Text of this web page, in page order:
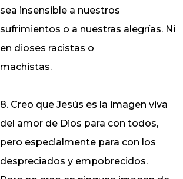
sea insensible a nuestros
sufrimientos o a nuestras alegrías. Ni
en dioses racistas o
machistas.
8. Creo que Jesús es la imagen viva
del amor de Dios para con todos,
pero especialmente para con los
despreciados y empobrecidos.